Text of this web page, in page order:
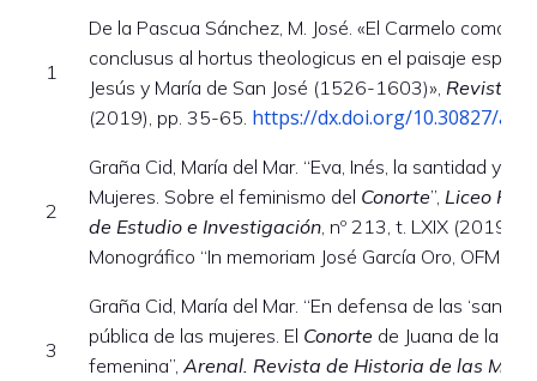
1
De la Pascua Sánchez, M. José. «El Carmelo como
conclusus al hortus theologicus en el paisaje
Jesús y María de San José (1526-1603)», Revista
(2019), pp. 35-65. https://dx.doi.org/10.30827/
2
Graña Cid, María del Mar. “Eva, Inés, la santidad y la
Mujeres. Sobre el feminismo del Conorte”, Liceo
de Estudio e Investigación, nº 213, t. LXIX (2019),
Monográfico “In memoriam José García Oro, OFM”.
3
Graña Cid, María del Mar. “En defensa de las ‘santas
pública de las mujeres. El Conorte de Juana de la
femenina”,Arenal. Revista de Historia de las